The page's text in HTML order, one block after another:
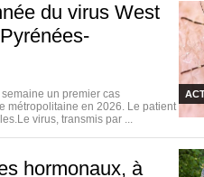
du virus West
un premier cas
métropolitaine en 2026. Le patient
virus, transmis par ...
hormonaux, à